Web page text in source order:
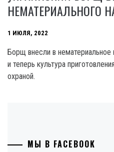
НЕМАТЕРИАЛЬНОГО
1 ИЮЛЯ, 2022
Борщ внесли в
и теперь культура
охраной.
МЫ В FACEBOOK